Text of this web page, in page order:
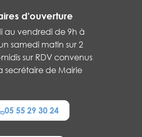
d'ouverture
au vendredi de 9h à
samedi matin sur 2
sur RDV convenus
secrétaire de Mairie
05 55 29 30 24